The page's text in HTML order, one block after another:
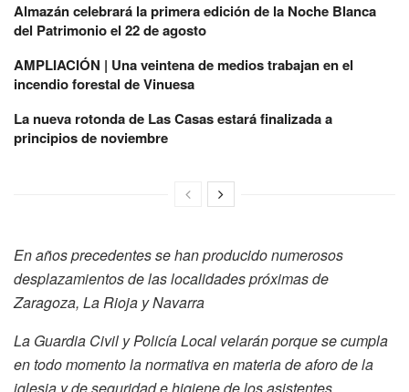
Almazán celebrará la primera edición de la Noche Blanca
del Patrimonio el 22 de agosto
AMPLIACIÓN | Una veintena de medios trabajan en el
incendio forestal de Vinuesa
La nueva rotonda de Las Casas estará finalizada a
principios de noviembre
En años precedentes se han producido numerosos
desplazamientos de las localidades próximas de
Zaragoza, La Rioja y Navarra
La Guardia Civil y Policía Local velarán porque se cumpla
en todo momento la normativa en materia de aforo de la